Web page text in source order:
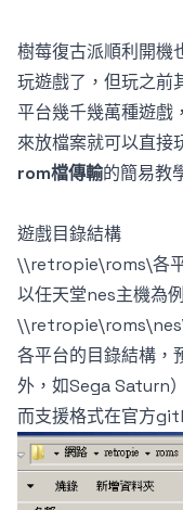
樹莓復古派順利開機
玩遊戲了，但玩之前
平台幾千幾萬種遊戲
來放檔案就可以直接
rom檔傳輸的簡易教
遊戲目錄結構
\\retropie\roms\各
以任天堂nes主機為
\\retropie\roms\nes
各平台的目錄結構，
外，如Sega Saturn）
而支援格式在官方